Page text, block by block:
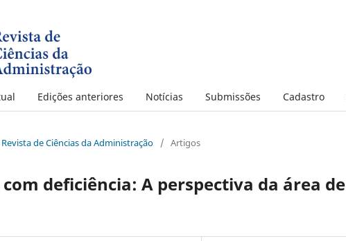
Edições anteriores Notícias Submissões Cadastro
de Ciências da Administração / Artigos
deficiência: A perspectiva da área de